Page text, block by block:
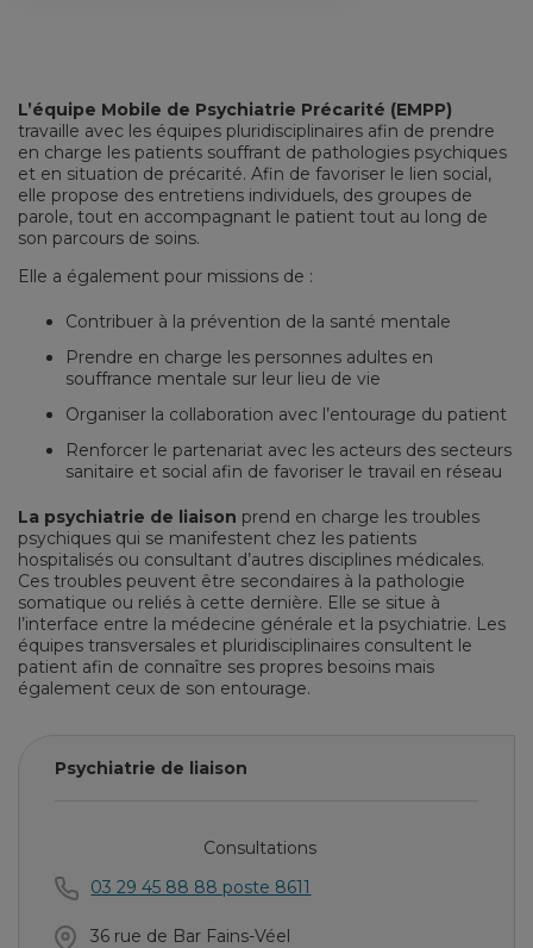
L’équipe Mobile de Psychiatrie Précarité (EMPP)
travaille avec les équipes pluridisciplinaires afin de prendre
en charge les patients souffrant de pathologies psychiques
et en situation de précarité. Afin de favoriser le lien social,
elle propose des entretiens individuels, des groupes de
parole, tout en accompagnant le patient tout au long de
son parcours de soins.
Elle a également pour missions de :
Contribuer à la prévention de la santé mentale
Prendre en charge les personnes adultes en
souffrance mentale sur leur lieu de vie
Organiser la collaboration avec l’entourage du patient
Renforcer le partenariat avec les acteurs des secteurs
sanitaire et social afin de favoriser le travail en réseau
La psychiatrie de liaison prend en charge les troubles
psychiques qui se manifestent chez les patients
hospitalisés ou consultant d’autres disciplines médicales.
Ces troubles peuvent être secondaires à la pathologie
somatique ou reliés à cette dernière. Elle se situe à
l’interface entre la médecine générale et la psychiatrie. Les
équipes transversales et pluridisciplinaires consultent le
patient afin de connaître ses propres besoins mais
également ceux de son entourage.
Psychiatrie de liaison
Consultations
03 29 45 88 88 poste 8611
36 rue de Bar Fains-Véel